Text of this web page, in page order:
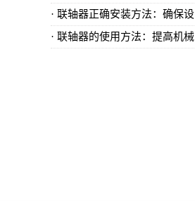
​联轴器正确安装方法：确保设备稳定运行的关键
​联轴器的使用方法：提高机械传动效率的关键